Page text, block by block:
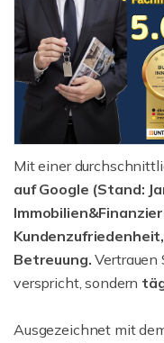
Mit einer
auf Google (Stand:
Betreuung.Vertrauen
verspricht, sondern
Ausgezeichnet mit